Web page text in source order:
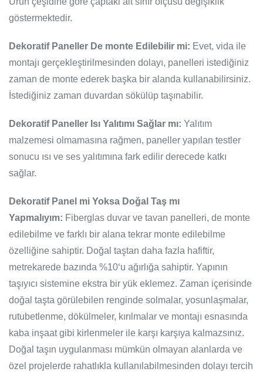
göstermektedir.
Dekoratif Paneller De monte Edilebilir mi: Evet, vida ile
montajı gerçekleştirilmesinden dolayı, panelleri istediğiniz
zaman de monte ederek başka bir alanda kullanabilirsiniz.
İstediğiniz zaman duvardan sökülüp taşınabilir.
Dekoratif Paneller Isı Yalıtımı Sağlar mı: Yalıtım
malzemesi olmamasına rağmen, paneller yapılan testler
sonucu ısı ve ses yalıtımına fark edilir derecede katkı
sağlar.
Dekoratif Panel mi Yoksa Doğal Taş mı
Yapmalıyım: Fiberglas duvar ve tavan panelleri, de monte
edilebilme ve farklı bir alana tekrar monte edilebilme
özelliğine sahiptir. Doğal taştan daha fazla hafiftir,
metrekarede bazında %10‘u ağırlığa sahiptir. Yapının
taşıyıcı sistemine ekstra bir yük eklemez. Zaman içerisinde
doğal taşta görülebilen renginde solmalar, yosunlaşmalar,
rutubetlenme, dökülmeler, kırılmalar ve montajı esnasında
kaba inşaat gibi kirlenmeler ile karşı karşıya kalmazsınız.
Doğal taşın uygulanması mümkün olmayan alanlarda ve
özel projelerde rahatlıkla kullanılabilmesinden dolayı tercih